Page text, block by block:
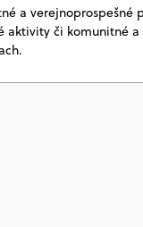
a verejnoprospešné
aktivity či komunitné